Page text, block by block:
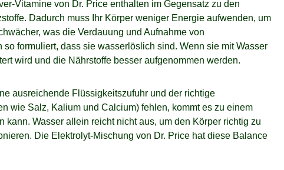
Vitamine von Dr. Price enthalten im Gegensatz zu den
Dadurch muss Ihr Körper weniger Energie aufwenden, um
was die Verdauung und Aufnahme von
formuliert, dass sie wasserlöslich sind. Wenn sie mit Wasser
wird und die Nährstoffe besser aufgenommen werden.
ausreichende Flüssigkeitszufuhr und der richtige
wie Salz, Kalium und Calcium) fehlen, kommt es zu einem
Wasser allein reicht nicht aus, um den Körper richtig zu
Die Elektrolyt-Mischung von Dr. Price hat diese Balance